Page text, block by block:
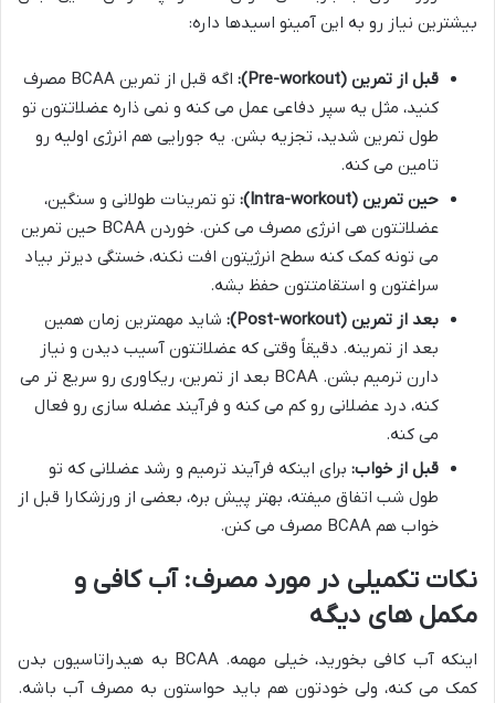
بیشترین نیاز رو به این آمینو اسیدها داره:
قبل از تمرین (Pre-workout):
اگه قبل از تمرین BCAA مصرف
کنید، مثل یه سپر دفاعی عمل می کنه و نمی ذاره عضلاتتون تو
طول تمرین شدید، تجزیه بشن. یه جورایی هم انرژی اولیه رو
تامین می کنه.
حین تمرین (Intra-workout):
تو تمرینات طولانی و سنگین،
عضلاتتون هی انرژی مصرف می کنن. خوردن BCAA حین تمرین
می تونه کمک کنه سطح انرژیتون افت نکنه، خستگی دیرتر بیاد
سراغتون و استقامتتون حفظ بشه.
بعد از تمرین (Post-workout):
شاید مهمترین زمان همین
بعد از تمرینه. دقیقاً وقتی که عضلاتتون آسیب دیدن و نیاز
دارن ترمیم بشن. BCAA بعد از تمرین، ریکاوری رو سریع تر می
کنه، درد عضلانی رو کم می کنه و فرآیند عضله سازی رو فعال
می کنه.
قبل از خواب: برای اینکه فرآیند ترمیم و رشد عضلانی که تو
طول شب اتفاق میفته، بهتر پیش بره، بعضی از ورزشکارا قبل از
خواب هم BCAA مصرف می کنن.
نکات تکمیلی در مورد مصرف: آب کافی و
مکمل های دیگه
اینکه آب کافی بخورید، خیلی مهمه. BCAA به هیدراتاسیون بدن
کمک می کنه، ولی خودتون هم باید حواستون به مصرف آب باشه.